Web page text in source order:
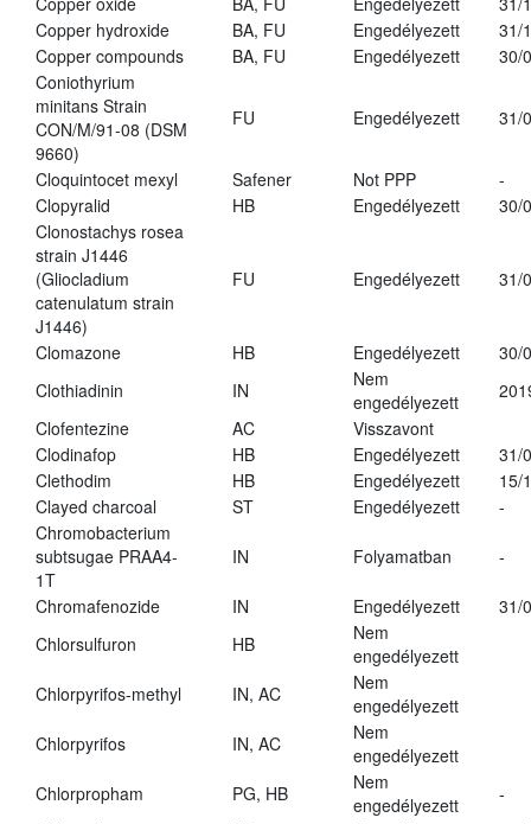
Copper hydroxide
BA, FU Engedélyezett
31/
Copper compounds
BA, FU Engedélyezett
30/
Coniothyrium
minitans Strain
CON/M/91-08 (DSM
9660)
FU Engedélyezett 31/
Cloquintocet mexyl Safener Not PPP
-
Clopyralid
HB Engedélyezett
30/
Clonostachys rosea
strain J1446
(Gliocladium
catenulatum strain
J1446)
FU Engedélyezett 31/
Clomazone HB Engedélyezett
30/
Clothiadinin
IN
Nem
engedélyezett
Clofentezine
AC
Visszavont
Clodinafop
HB Engedélyezett
31/
Clethodim
HB Engedélyezett
15/
Clayed charcoal
ST Engedélyezett
-
Chromobacterium
subtsugae PRAA4-
1T
IN Folyamatban -
Chromafenozide IN Engedélyezett
31/
Chlorsulfuron
HB
Nem
engedélyezett
Chlorpyrifos-methyl
IN, AC
Nem
engedélyezett
Chlorpyrifos
IN, AC
Nem
engedélyezett
Chlorpropham
PG, HB
Nem
engedélyezett
-